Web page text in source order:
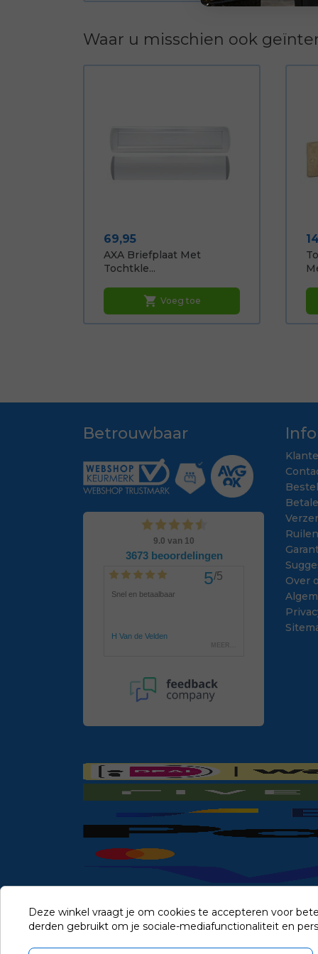
Waar u misschien ook
Prijs
69,95
AXA Briefplaat Met
Tochtkle...
shopping_cart Voeg toe
Betrouwbaar
Over
Deze winkel vraagt je om cookies te accepteren voor
derden gebruikt om je sociale-mediafunctionaliteit en